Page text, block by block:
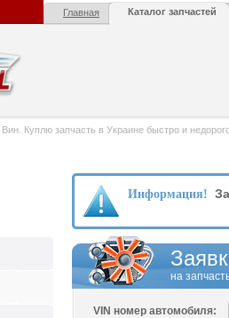
Главная Каталог запчастей
Куплю запчасть в Украине быстро и
Информация!
на
VIN номер автомобиля: